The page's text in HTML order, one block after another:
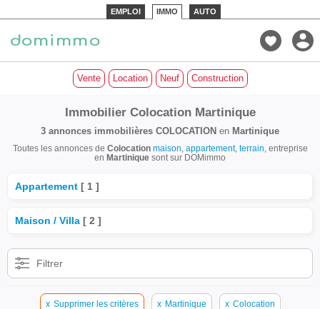
EMPLOI IMMO AUTO
Vente Location Neuf Construction
Immobilier Colocation Martinique
3 annonces immobilières COLOCATION en Martinique
Toutes les annonces de Colocation maison appartement, terrain , entreprise
en Martinique sont sur DOMimmo
Appartement [ 1 ]
Maison / Villa [ 2 ]
Filtrer
x Supprimer les critères x Martinique x Colocation